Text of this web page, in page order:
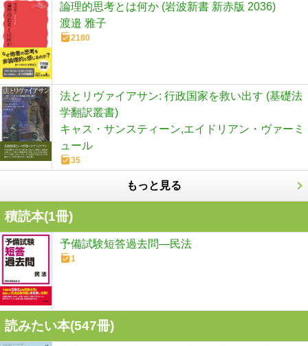
論理的思考とは何か (岩波新書 新赤版 2036)
渡邉 雅子
2180
法とリヴァイアサン: 行政国家を救い出す (基礎法
学翻訳叢書)
キャス・サンスティーン,エイドリアン・ヴァーミ
ュール
35
もっと見る
積読本(1冊)
予備試験短答過去問―民法
1
読みたい本(547冊)